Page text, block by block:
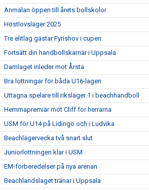
Anmälan öppen till årets bollskolor
Höstlovsläger 2025
Tre elitlag gästar Fyrishov i cupen
Fortsätt din handbollskarriär i Uppsala
Damlaget inleder mot Årsta
Bra lottningar för båda U16-lagen
Uttagna spelare till riksläger 1 i beachhandboll
Hemmapremiär mot Cliff för herrarna
USM för U14 på Lidingö och i Ludvika
Beachlägervecka två snart slut
Juniorlottningen klar i USM
EM-förberedelser på nya arenan
Beachlandslaget tränar i Uppsala